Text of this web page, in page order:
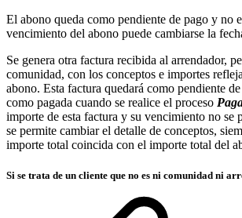
El abono queda como pendiente de pago y no
vencimiento del abono puede cambiarse la
Se genera otra factura recibida al arrendador,
comunidad, con los conceptos e importes
abono. Esta factura quedará como pendiente
como pagada cuando se realice el proceso
importe de esta factura y su vencimiento no se
se permite cambiar el detalle de conceptos,
importe total coincida con el importe total del
Si se trata de un cliente que no es ni comunidad ni